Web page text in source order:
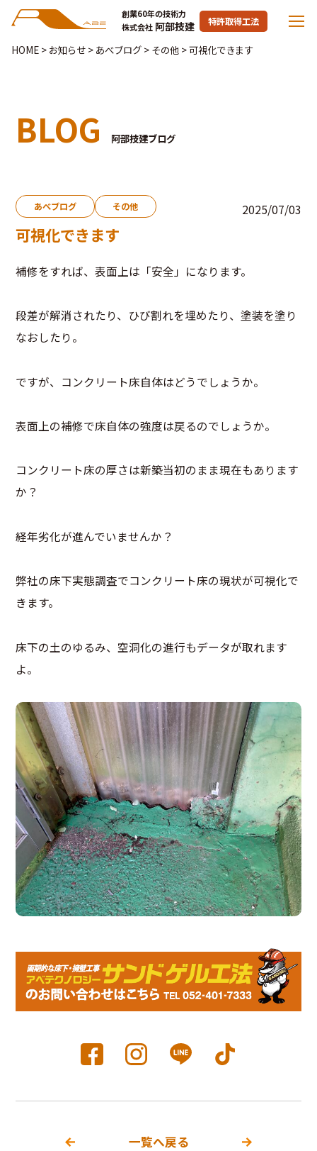
創業60年の技術力
株式会社 阿部技建 特許取得工法
HOME> お知らせ> あべブログ> その他>可視化できます
BLOG 阿部技建ブログ
あべブログ その他 2025/07/03
可視化できます
補修をすれば、表面上は「安全」になります。
段差が解消されたり、ひび割れを埋めたり、塗装を塗り
なおしたり。
ですが、コンクリート床自体はどうでしょうか。
表面上の補修で床自体の強度は戻るのでしょうか。
コンクリート床の厚さは新築当初のまま現在もあります
か？
経年劣化が進んでいませんか？
弊社の床下実態調査でコンクリート床の現状が可視化で
きます。
床下の土のゆるみ、空洞化の進行もデータが取れます
よ。
一覧へ戻る